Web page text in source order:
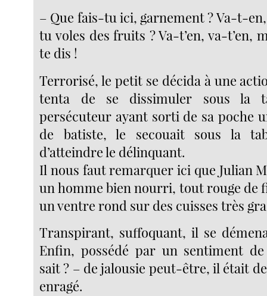
– Que fais-tu ici, garnement ? Va-t-
tu voles des fruits ? Va-t’en, va-t’en,
te dis !
Terrorisé, le petit se décida à une
tenta de se dissimuler sous la
persécuteur ayant sorti de sa poche
de batiste, le secouait sous la
d’atteindre le délinquant.
Il nous faut remarquer ici que Julian
un homme bien nourri, tout rouge de
un ventre rond sur des cuisses très
Transpirant, suffoquant, il se
Enfin, possédé par un sentiment
sait ? – de jalousie peut-être, il était
enragé.